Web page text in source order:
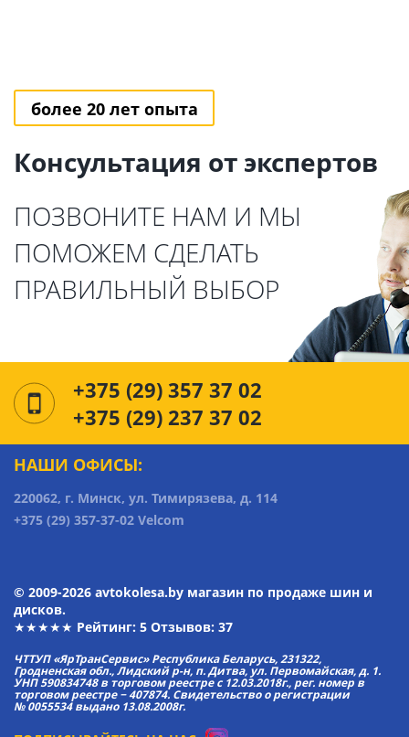
более 20 лет опыта
Консультация от экспертов
ПОЗВОНИТЕ НАМ И МЫ
ПОМОЖЕМ СДЕЛАТЬ
ПРАВИЛЬНЫЙ ВЫБОР
+375 (29) 357 37 02
+375 (29) 237 37 02
НАШИ ОФИСЫ:
220062, г. Минск, ул. Тимирязева, д. 114
+375 (29) 357-37-02 Velcom
© 2009-2026 avtokolesa.by магазин по продаже шин и
дисков.
★★★★★ Рейтинг: 5 Отзывов: 37
ЧТТУП «ЯрТранСервис» Республика Беларусь, 231322,
Гродненская обл., Лидский р-н, п. Дитва, ул. Первомайская, д. 1.
УНП 590834748 в торговом реестре с 12.03.2018г., рег. номер в
торговом реестре − 407874. Свидетельство о регистрации
№ 0055534 выдано 13.08.2008г.